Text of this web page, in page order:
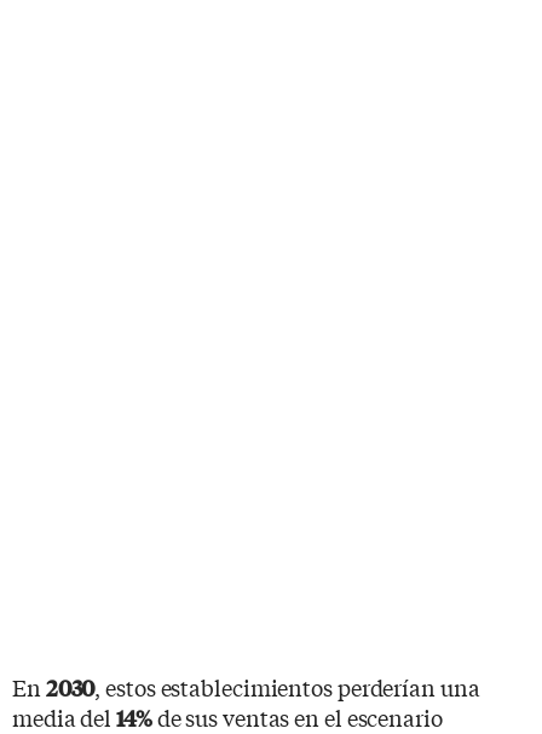
En 2030, estos establecimientos perderían una
media del14%de sus ventas en el escenario